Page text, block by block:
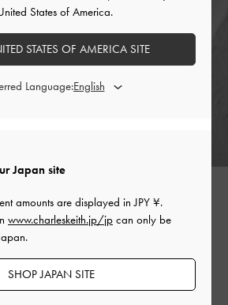
起業家、チャールズとキース・ウォン
らの名を冠したブランド「CHARLES &
キース）」を設立しました。ファッシ
Japan site
amounts are displayed inJPY ¥.
www.charleskeith.jp/jp can only be
SHOP JAPAN SITE
States of America.
STATES OF AMERICA SITE
Language: